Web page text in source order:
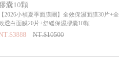
膠囊10顆
【2026小禎夏季面膜團】全效保濕面膜30片+全
透白面膜20片+舒緩保濕膠囊10顆
NT.$10500